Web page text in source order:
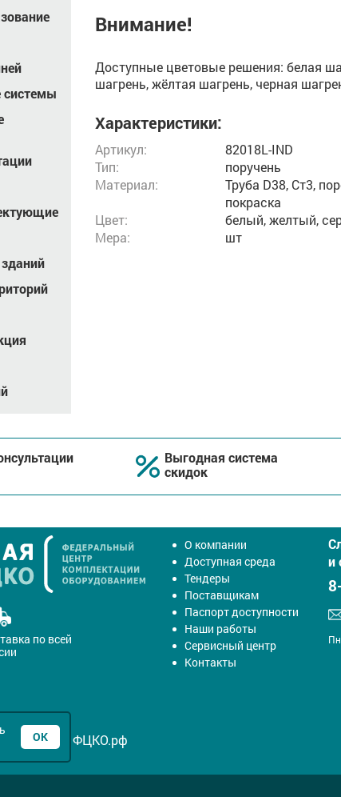
Внимание!
Доступные цветовые решения: белая
шагрень, жёлтая шагрень, черная
Характеристики:
Артикул:
82018L-IND
Тип:
поручень
Материал:
Труба D38, Ст3,
покраска
Цвет:
белый, желтый,
Мера:
шт
Выгодная система
скидок
по всей
О компании
Доступная среда
Тендеры
Поставщикам
Паспорт доступности
Наши работы
Сервисный центр
Контакты
и
2016-2026 ФЦКО.рф
ОК